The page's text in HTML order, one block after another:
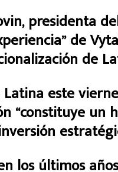
presidenta
de
de
este
“constituye un
los últimos